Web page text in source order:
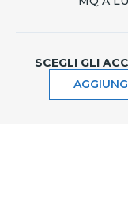
SCEGLI GLI